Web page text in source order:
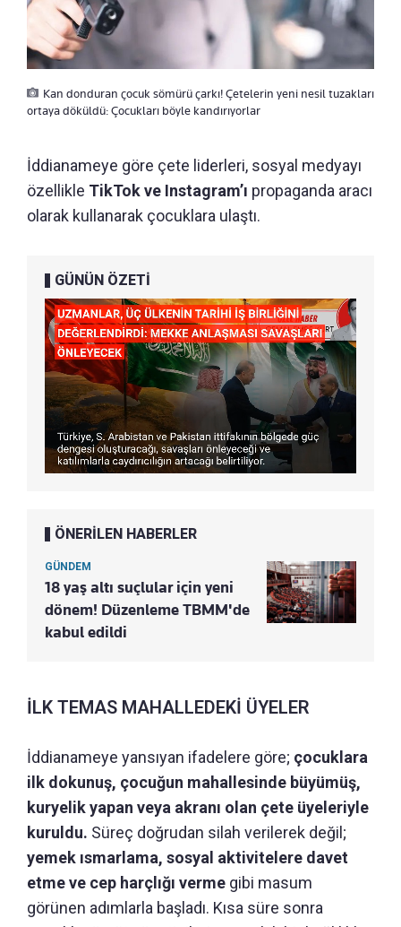
Kan donduran çocuk sömürü çarkı! Çetelerin yeni nesil tuzakları
ortaya döküldü: Çocukları böyle kandırıyorlar
İddianameye göre çete liderleri, sosyal medyayı
özellikle TikTok ve Instagram’ı propaganda aracı
olarak kullanarak çocuklara ulaştı.
GÜNÜN ÖZETİ
ÖNERİLEN HABERLER
GÜNDEM
18 yaş altı suçlular için yeni
dönem! Düzenleme TBMM'de
kabul edildi
İLK TEMAS MAHALLEDEKİ ÜYELER
İddianameye yansıyan ifadelere göre; çocuklara
ilk dokunuş, çocuğun mahallesinde büyümüş,
kuryelik yapan veya akranı olan çete üyeleriyle
kuruldu. Süreç doğrudan silah verilerek değil;
yemek ısmarlama, sosyal aktivitelere davet
etme ve cep harçlığı verme gibi masum
görünen adımlarla başladı. Kısa süre sonra